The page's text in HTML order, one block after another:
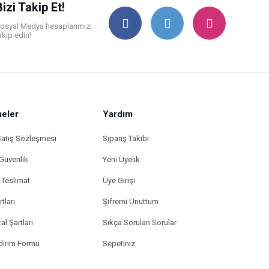
Takip Et!
Medya hesaplarımızı
edin!
Sözleşmesi
Şartları
Formu
Yardım
Sipariş Takibi
Yeni Üyelik
Üye Girişi
Şifremi Unuttum
Sıkça Sorulan Sorular
Sepetiniz